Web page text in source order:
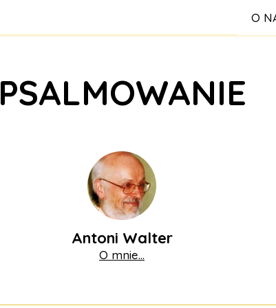
O
PSALMOWANIE
Antoni Walter
O mnie...